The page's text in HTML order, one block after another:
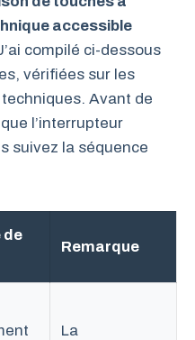
accessible
compilé ci-dessous
vérifiées sur les
Avant de
l’interrupteur
suivez la séquence
de
Remarque
La